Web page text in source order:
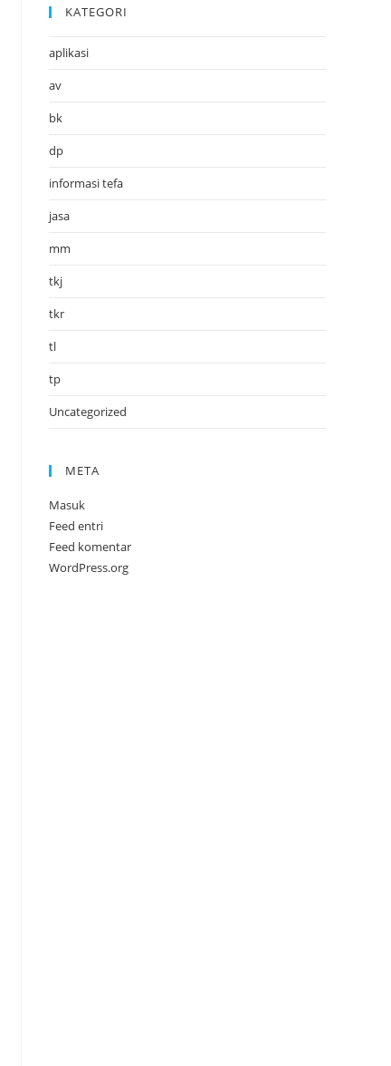
KATEGORI
aplikasi
av
bk
dp
informasi tefa
jasa
mm
tkj
tkr
tl
tp
Uncategorized
META
Masuk
Feed entri
Feed komentar
WordPress.org